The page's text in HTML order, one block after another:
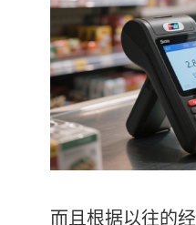
而且根据以往的经